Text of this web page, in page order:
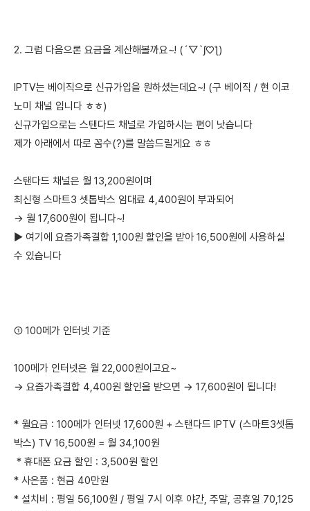
2. 그럼 다음으론 요금을 계산해볼까요~! (´▽`ʃ♡ƪ)
IPTV는 베이직으로 신규가입을 원하셨는데요~! (구 베이직 / 현 이코
노미 채널 입니다 ㅎㅎ)
신규가입으로는 스탠다드 채널로 가입하시는 편이 낫습니다
제가 아래에서 따로 꼼수(?)를 말씀드릴게요 ㅎㅎ
스탠다드 채널은 월 13,200원이며
최신형 스마트3 셋톱박스 임대료 4,400원이 부과되어
→ 월 17,600원이 됩니다~!
▶ 여기에 요즘가족결합 1,100원 할인을 받아 16,500원에 사용하실
수 있습니다
① 100메가 인터넷 기준
100메가 인터넷은 월 22,000원이고요~
→ 요즘가족결합 4,400원 할인을 받으면 → 17,600원이 됩니다!
* 월요금 : 100메가 인터넷 17,600원 + 스탠다드 IPTV (스마트3셋톱
박스) TV 16,500원 = 월 34,100원
* 휴대폰 요금 할인 : 3,500원 할인
* 사은품 : 현금 40만원
* 설치비 : 평일 56,100원 / 평일 7시 이후 야간, 주말, 공휴일 70,125